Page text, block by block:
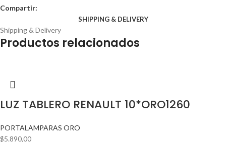
Compartir:
SHIPPING & DELIVERY
Shipping & Delivery
Productos relacionados
LUZ TABLERO RENAULT 10*ORO1260
PORTALAMPARAS ORO
$5.890,00